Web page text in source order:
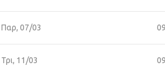
Παρ, 07/03
Τρι, 11/03